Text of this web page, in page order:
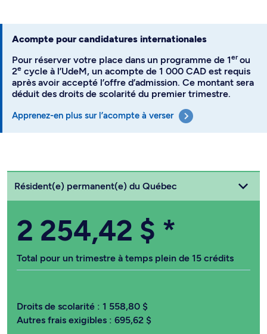
Acompte pour candidatures internationales
Pour réserver votre place dans un programme de 1erou
2e cycle à l’UdeM, un acompte de 1 000 CAD est requis
après avoir accepté l’offre d’admission. Ce montant sera
déduit des droits de scolarité du premier trimestre.
Apprenez-en plus sur l’acompte à verser
Choisissez votre statut
Résident(e) permanent(e) du Québec
2 254,42 $ *
Total pour un trimestre à temps plein de 15 crédits
Droits de scolarité : 1 558,80 $
Autres frais exigibles : 695,62 $